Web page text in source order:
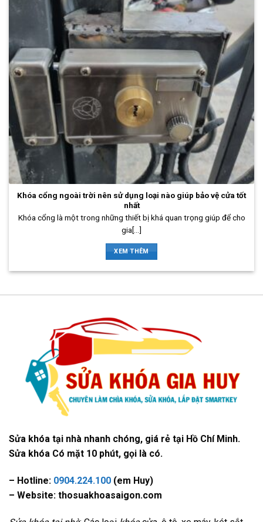
Khóa cổng ngoài trời nên sử dụng loại nào giúp bảo vệ cửa tốt
nhất
Khóa cổng là một trong những thiết bị khá quan trọng giúp để cho
gia[...]
XEM THÊM
Sửa khóa tại nhà nhanh chóng, giá rẻ tại Hồ Chí Minh.
Sửa khóa Có mặt 10 phút, gọi là có.
– Hotline: 0904.224.100 (em Huy)
– Website: thosuakhoasaigon.com